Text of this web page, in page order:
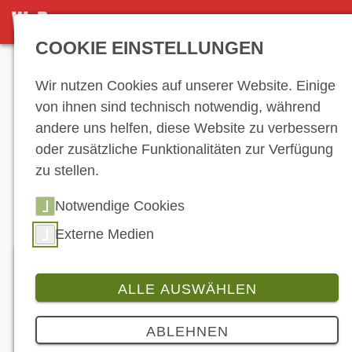
DETAILANSICHT
Hersteller-
Verzeichnis
Reifendepot Rduch OHG
COOKIE EINSTELLUNGEN
Wir nutzen Cookies auf unserer Website. Einige
von ihnen sind technisch notwendig, während
andere uns helfen, diese Website zu verbessern
oder zusätzliche Funktionalitäten zur Verfügung
zu stellen.
Notwendige Cookies
Externe Medien
ALLE AUSWÄHLEN
ABLEHNEN